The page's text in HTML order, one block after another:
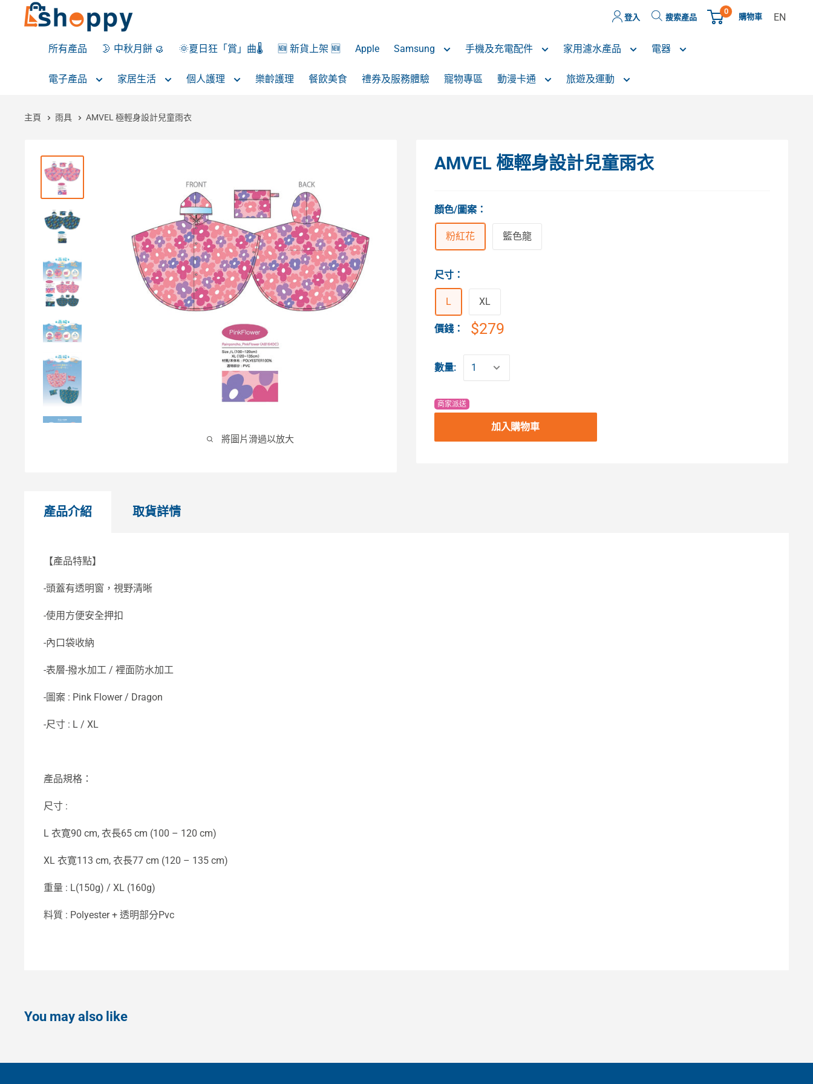
登入 搜索產品
0
購物車 EN
所有產品 🌛 中秋月餅 🥮 🌞夏日狂「賞」曲🌡️ 🆕 新貨上架 🆕 Apple Samsung 手機及充電配件 家用濾水產品 電器
電子產品 家居生活 個人護理 樂齡護理 餐飲美食 禮券及服務體驗 寵物專區 動漫卡通 旅遊及運動
主頁 雨具 AMVEL 極輕身設計兒童雨衣
將圖片滑過以放大
AMVEL 極輕身設計兒童雨衣
顏色/圖案 ：
粉紅花 籃色龍
尺寸 ：
L XL
價錢： $279
數量:
商家派送
加入購物車
產品介紹
【產品特點】
-頭蓋有透明窗，視野清晰
-使用方便安全押扣
-內口袋收納
-表層-撥水加工 / 裡面防水加工
-圖案 : Pink Flower / Dragon
-尺寸 : L / XL
產品規格：
尺寸 :
L 衣寛90 cm, 衣長65 cm (100 – 120 cm)
XL 衣寛113 cm, 衣長77 cm (120 – 135 cm)
重量 : L(150g) / XL (160g)
料質 : Polyester + 透明部分Pvc
取貨詳情
You may also like